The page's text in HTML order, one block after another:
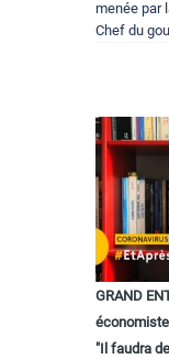
menée par
Chef du
GRAND
"Il faudra